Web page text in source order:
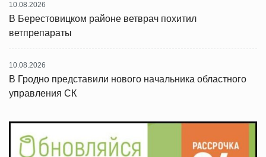
10.08.2026
В Берестовицком районе ветврач похитил
ветпрепараты
10.08.2026
В Гродно представили нового начальника областного
управления СК